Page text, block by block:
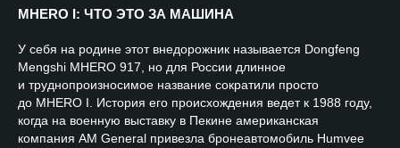
MHERO I: ЧТО ЭТО ЗА МАШИНА
У себя на родине этот внедорожник называется Dongfeng
Mengshi MHERO 917, но для России длинное
и труднопроизносимое название сократили просто
до MHERO I. История его происхождения ведет к 1988 году,
когда на военную выставку в Пекине американская
компания AM General привезла бронеавтомобиль Humvee